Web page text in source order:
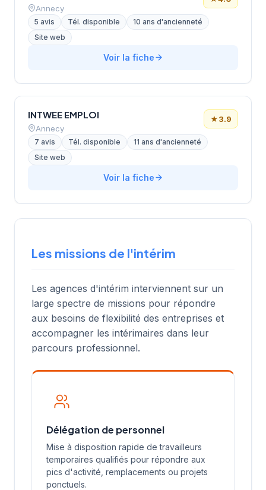
Annecy
5 avis Tél. disponible
10 ans d'ancienneté
Site web
Voir la fiche
INTWEE EMPLOI
Annecy
★3.9
7 avis Tél. disponible
11 ans d'ancienneté
Site web
Voir la fiche
Les missions de l'intérim
Les agences d'intérim interviennent sur un
large spectre de missions pour répondre
aux besoins de flexibilité des entreprises et
accompagner les intérimaires dans leur
parcours professionnel.
Délégation de personnel
Mise à disposition rapide de travailleurs
temporaires qualifiés pour répondre aux
pics d'activité, remplacements ou projets
ponctuels.